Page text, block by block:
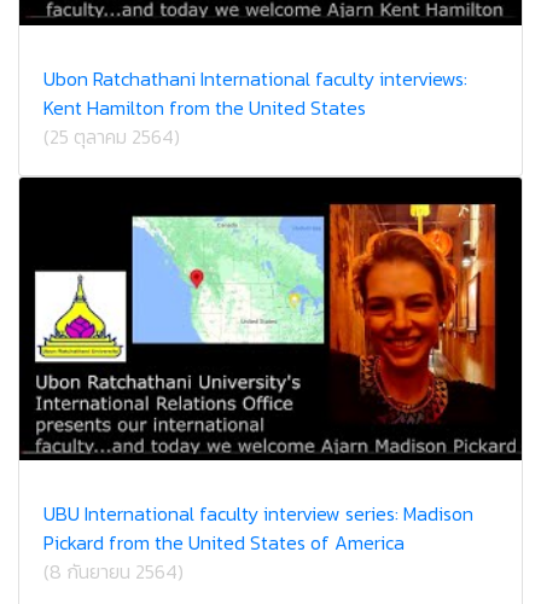
Ubon Ratchathani International faculty interviews:
Kent Hamilton from the United States
(25 ตุลาคม 2564)
UBU International faculty interview series: Madison
Pickard from the United States of America
(8 กันยายน 2564)